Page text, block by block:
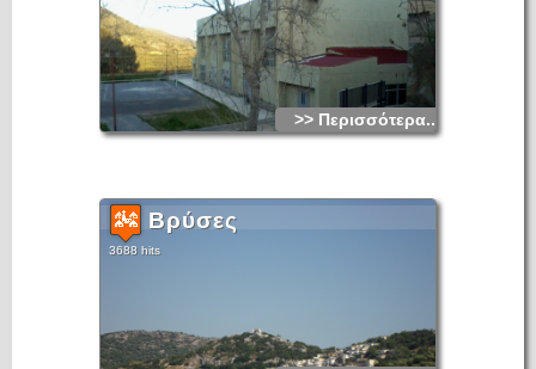
>> Περισσότερα...
Βρύσες
3688 hits